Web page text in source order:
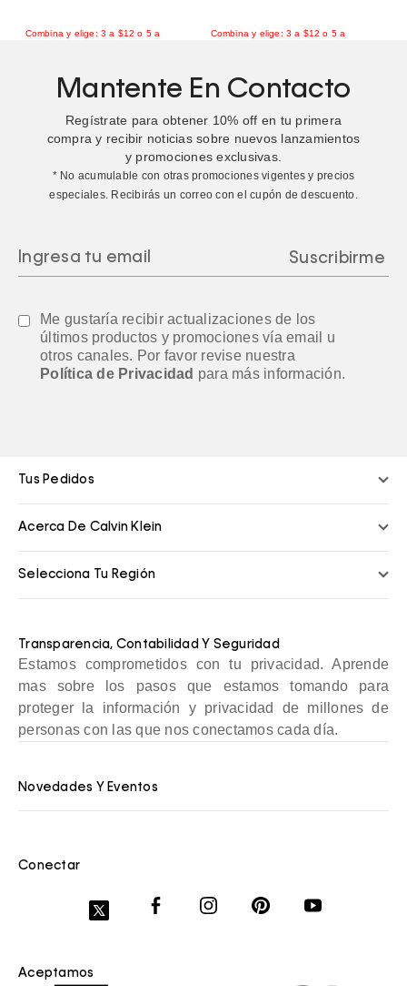
Mantente En Contacto
Regístrate para obtener 10% off en tu primera
compra y recibir noticias sobre nuevos lanzamientos
y promociones exclusivas.
* No acumulable con otras promociones vigentes y precios
especiales. Recibirás un correo con el cupón de descuento.
Me gustaría recibir actualizaciones de los
últimos productos y promociones vía email u
otros canales. Por favor revise nuestra
Política de Privacidad para más información.
Tus Pedidos
Acerca De Calvin Klein
Selecciona Tu Región
Transparencia, Contabilidad Y Seguridad
Estamos comprometidos con tu privacidad. Aprende
mas sobre los pasos que estamos tomando para
proteger la información y privacidad de millones de
personas con las que nos conectamos cada día.
Novedades Y Eventos
Conectar
Aceptamos